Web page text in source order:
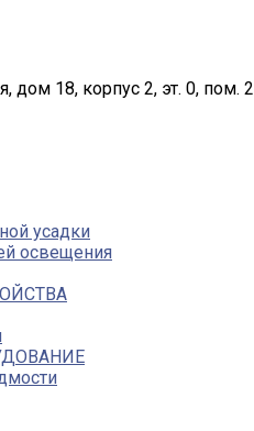
дом 18, корпус 2, эт. 0, пом. 2
усадки
освещения